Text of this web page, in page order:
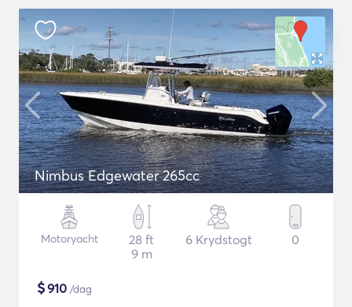
Nimbus Edgewater 265cc
Motoryacht
28 ft
9 m
6 Krydstogt 0
$910 /dag